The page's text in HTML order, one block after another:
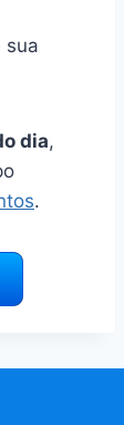
sua
dia,
.